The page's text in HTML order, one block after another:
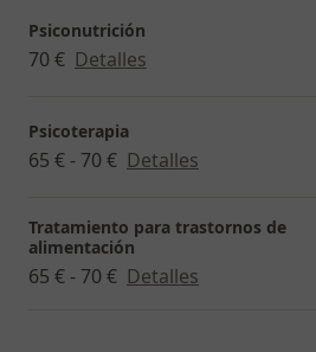
Psiconutrición
70 € Detalles
Psicoterapia
65 € - 70 € Detalles
Tratamiento para trastornos de
alimentación
65 € - 70 € Detalles